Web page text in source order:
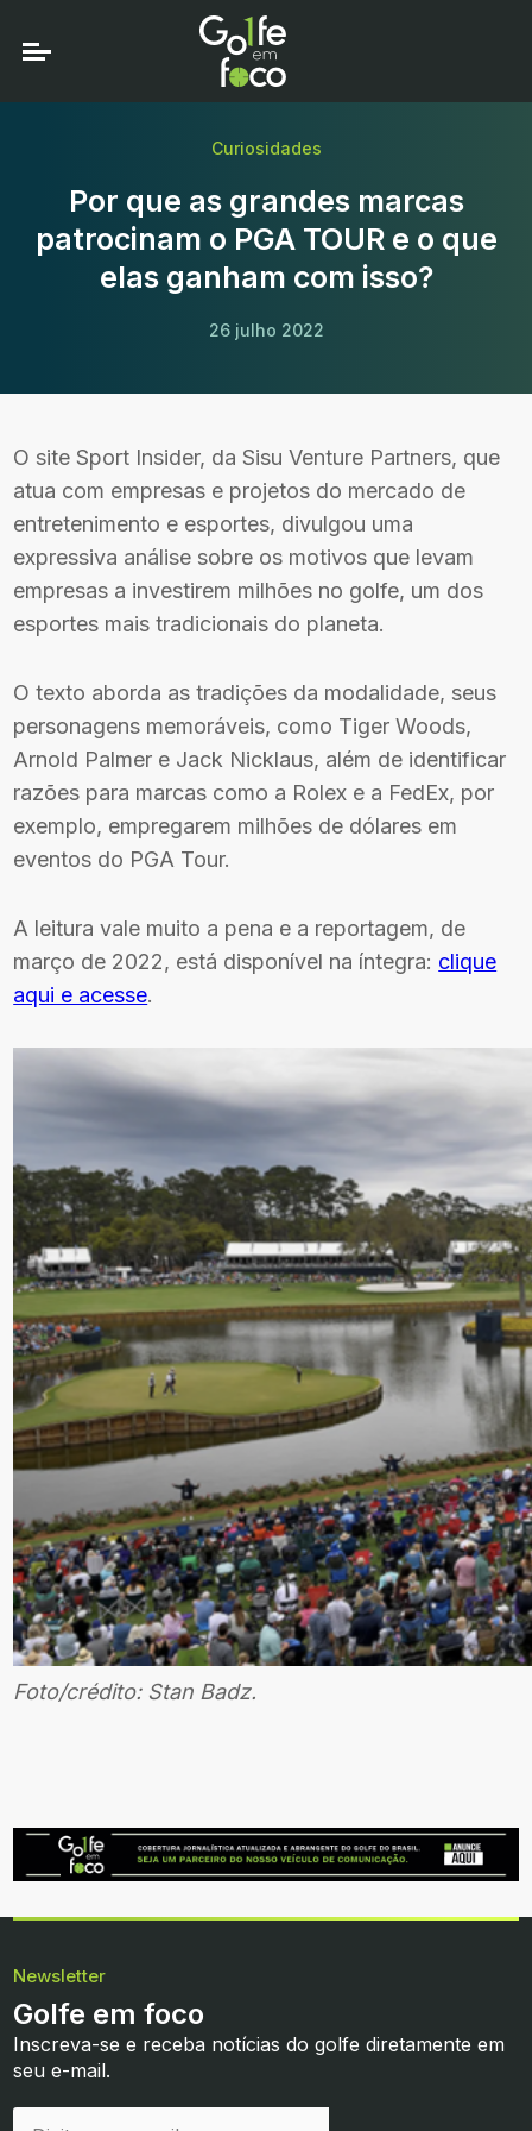
Curiosidades
Por que as grandes marcas
patrocinam o PGA TOUR e o que
elas ganham com isso?
26 julho 2022
O site Sport Insider, da Sisu Venture Partners, que
atua com empresas e projetos do mercado de
entretenimento e esportes, divulgou uma
expressiva análise sobre os motivos que levam
empresas a investirem milhões no golfe, um dos
esportes mais tradicionais do planeta.
O texto aborda as tradições da modalidade, seus
personagens memoráveis, como Tiger Woods,
Arnold Palmer e Jack Nicklaus, além de identificar
razões para marcas como a Rolex e a FedEx, por
exemplo, empregarem milhões de dólares em
eventos do PGA Tour.
A leitura vale muito a pena e a reportagem, de
março de 2022, está disponível na íntegra: clique
aqui e acesse.
Foto/crédito: Stan Badz.
Newsletter
Golfe em foco
Inscreva-se e receba notícias do golfe diretamente em
seu e-mail.